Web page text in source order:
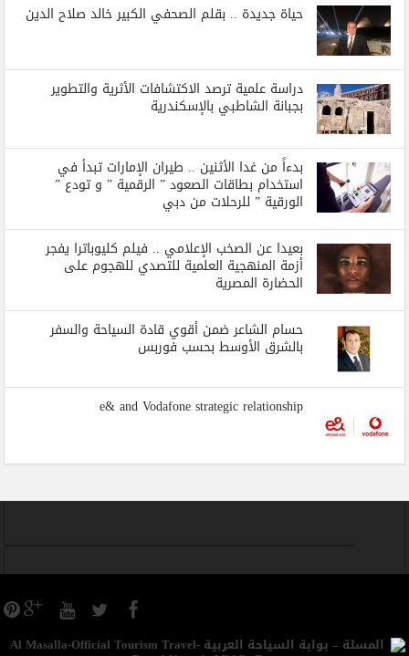
حياة جديدة .. بقلم الصحفي الكبير خالد صلاح الدين
دراسة علمية ترصد الاكتشافات الأثرية والتطوير
بجبانة الشاطبي بالإسكندرية
بدءاً من غدا الأثنين .. طيران الإمارات تبدأ في
استخدام بطاقات الصعود ” الرقمية ” و تودع ”
الورقية ” للرحلات من دبي
بعيدا عن الصخب الإعلامي .. فيلم كليوباترا يفجر
أزمة المنهجية العلمية للتصدي للهجوم على
الحضارة المصرية
حسام الشاعر ضمن أقوي قادة السياحة والسفر
بالشرق الأوسط بحسب فوربس
e& and Vodafone strategic relationship